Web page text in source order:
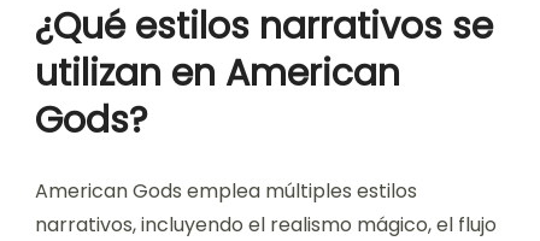
¿Qué estilos narrativos se
utilizan en American
Gods?
American Gods emplea múltiples estilos
narrativos, incluyendo el realismo mágico, el flujo